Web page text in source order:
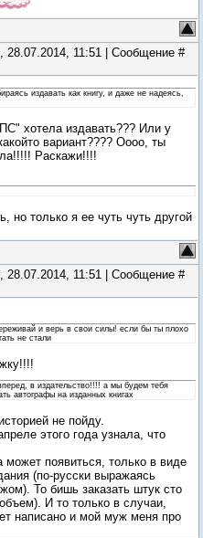
28.07.2014, 11:51 | Сообщение #
издавать как книгу, и даже не надеясь,
хотела издавать??? Или у
вариант???? Оооо, ты
Раскажи!!!!
но только я ее чуть чуть другой
28.07.2014, 11:51 | Сообщение #
и верь в свои силы! если бы ты плохо
не стали
в издательство!!!! а мы будем тебя
автографы на изданных книгах
не пойду.
этого года узнала, что
может появиться, только в виде
(по-русски выражаясь
То бишь заказать штук сто
И то только в случаи,
написано и мой муж меня про